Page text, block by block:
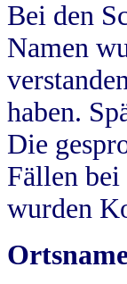
Bei den
Namen
haben.
Die
Fällen
wurden